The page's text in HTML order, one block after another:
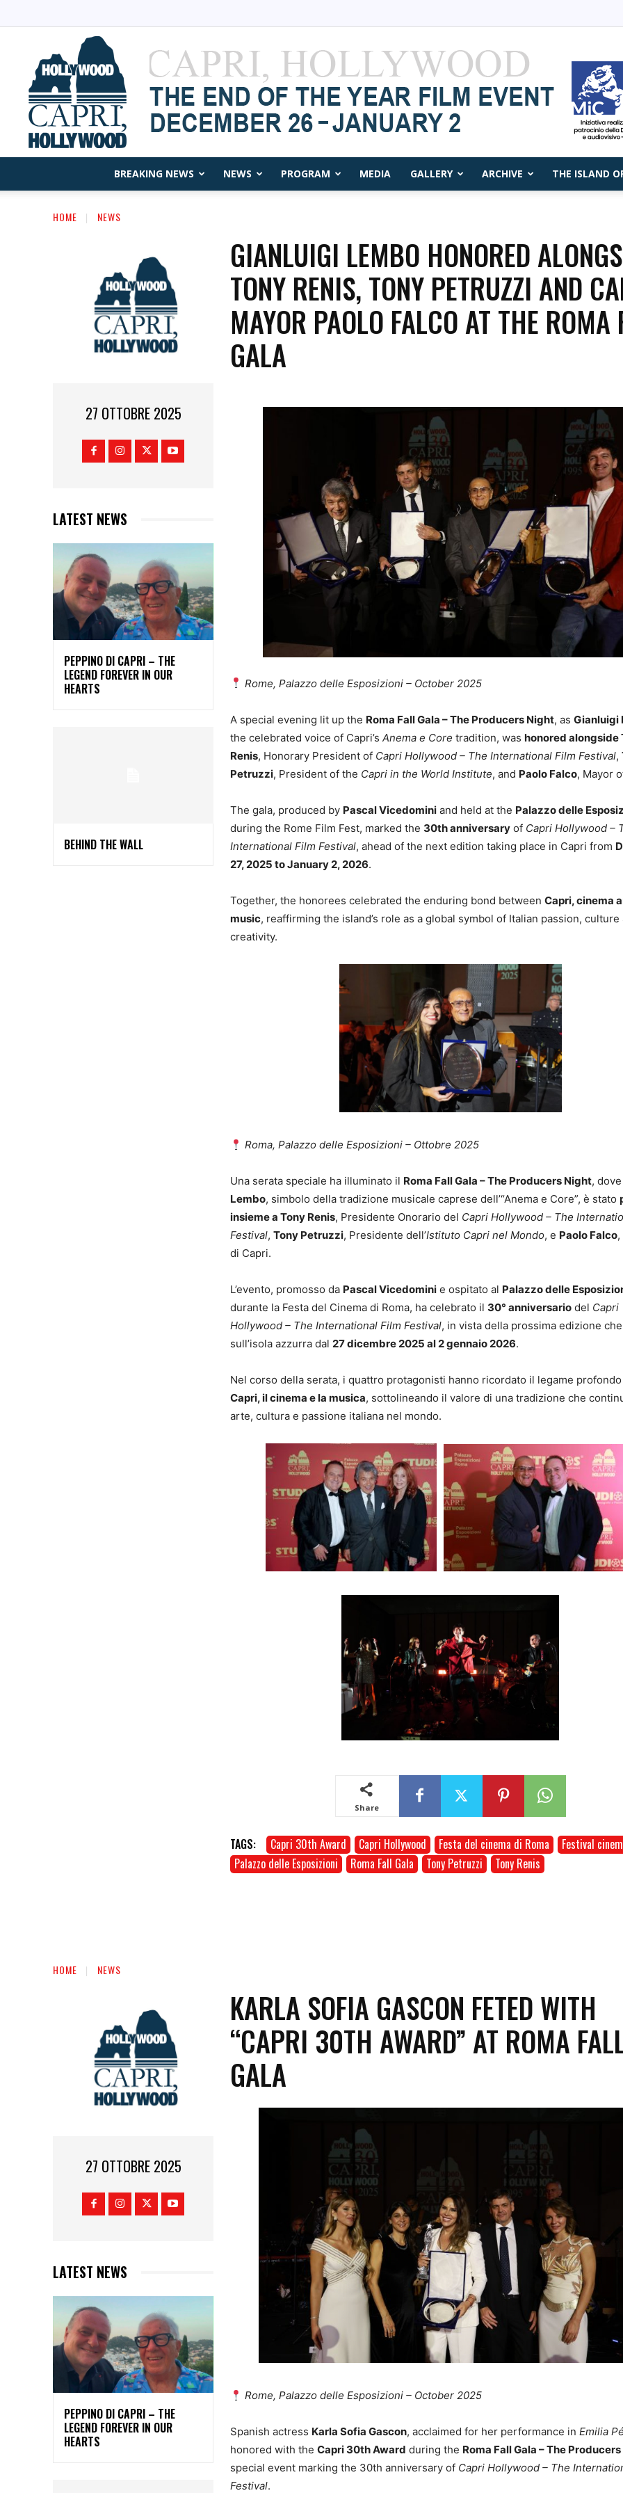
Film
BREAKING NEWS NEWS PROGRAM MEDIA GALLERY ARCHIVE THE ISLAND
HOME NEWS
27 OTTOBRE 2025
LATEST NEWS
PEPPINO DI CAPRI – THE
LEGEND FOREVER IN OUR
HEARTS
BEHIND THE WALL
GIANLUIGI LEMBO HONORED
TONY RENIS, TONY PETRUZZI AND
MAYOR PAOLO FALCO AT THE ROMA
GALA
Rome, Palazzo delle Esposizioni – October 2025
A special evening lit up the Roma Fall Gala – The Producers Night, asGianluigi
the celebrated voice of Capri’sAnema e Core tradition, washonored alongside
Renis, Honorary President of Capri Hollywood – The International Film Festival,
Petruzzi, President of the Capri in the World Institute, and Paolo Falco, Mayor
The gala, produced by Pascal Vicedomini and held at the Palazzo delle
during the Rome Film Fest, marked the 30th anniversary of Capri Hollywood –
International Film Festival, ahead of the next edition taking place in Capri from
27, 2025 to January 2, 2026.
Together, the honorees celebrated the enduring bond betweenCapri, cinema
music, reaffirming the island’s role as a global symbol of Italian passion, culture
creativity.
Roma, Palazzo delle Esposizioni – Ottobre 2025
Una serata speciale ha illuminato il Roma Fall Gala – The Producers Night,
Lembo, simbolo della tradizione musicale caprese dell’“Anema e Core”, è stato
insieme a Tony Renis, Presidente Onorario del Capri Hollywood – The
Festival,Tony Petruzzi, Presidente dell’Istituto Capri nel Mondo, e Paolo Falco
di Capri.
L’evento, promosso da Pascal Vicedomini e ospitato al Palazzo delle
durante la Festa del Cinema di Roma, ha celebrato il 30° anniversario del Capri
Hollywood – The International Film Festival, in vista della prossima edizione
sull’isola azzurra dal27 dicembre 2025 al 2 gennaio 2026.
Nel corso della serata, i quattro protagonisti hanno ricordato il legame
Capri, il cinema e la musica, sottolineando il valore di una tradizione che
arte, cultura e passione italiana nel mondo.
Share
TAGS: Capri 30th Award Capri Hollywood Festa del cinema di Roma
Festival
Palazzo delle Esposizioni
Roma Fall Gala Tony Petruzzi Tony Renis